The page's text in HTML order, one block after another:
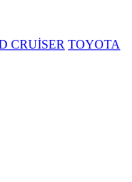
CRUİSER TOYOTA